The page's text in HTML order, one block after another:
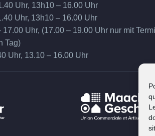
Uhr, 13h10 – 16.00 Uhr
Uhr, 13h10 – 16.00 Uhr
17.00 Uhr, (17.00 – 19.00 Uhr nur mit
Tag)
Uhr, 13.10 – 16.00 Uhr